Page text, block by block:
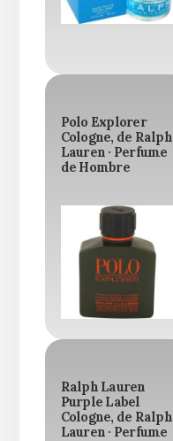
Polo Explorer
Cologne, de Ralph
Lauren · Perfume
de Hombre
Ralph Lauren
Purple Label
Cologne, de Ralph
Lauren · Perfume